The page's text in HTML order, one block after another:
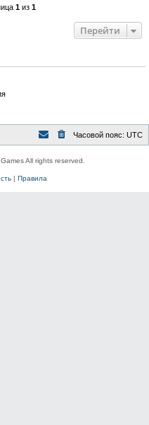
1из 1
Перейти
Часовой пояс: UTC
All rights reserved.
| Правила